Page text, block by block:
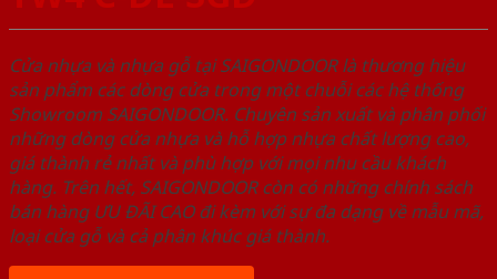
Cửa nhựa và nhựa gỗ tại SAIGONDOOR là thương hiệu
sản phẩm các dòng cửa trong một chuỗi các hệ thống
Showroom SAIGONDOOR. Chuyên sản xuất và phân phối
những dòng cửa nhựa và hỗ hợp nhựa chất lượng cao,
giá thành rẻ nhất và phù hợp với mọi nhu cầu khách
hàng. Trên hết, SAIGONDOOR còn có những chính sách
bán hàng ƯU ĐÃI CAO đi kèm với sự đa dạng về mẫu mã,
loại cửa gỗ và cả phân khúc giá thành.